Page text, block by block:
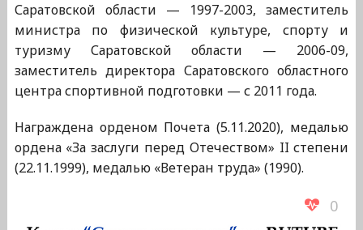
Саратовской области — 1997-2003, заместитель
министра по физической культуре, спорту и
туризму Саратовской области — 2006-09,
заместитель директора Саратовского областного
центра спортивной подготовки — с 2011 года.
Награждена орденом Почета (5.11.2020), медалью
ордена «За заслуги перед Отечеством» II степени
(22.11.1999), медалью «Ветеран труда» (1990).
0